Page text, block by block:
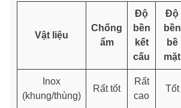
Vật liệu
Chống
ẩm
Độ
bền
kết
cấu
Độ
bền
bề
mặt
Inox
(khung/thùng)
Rất tốt
Rất
cao
Tốt